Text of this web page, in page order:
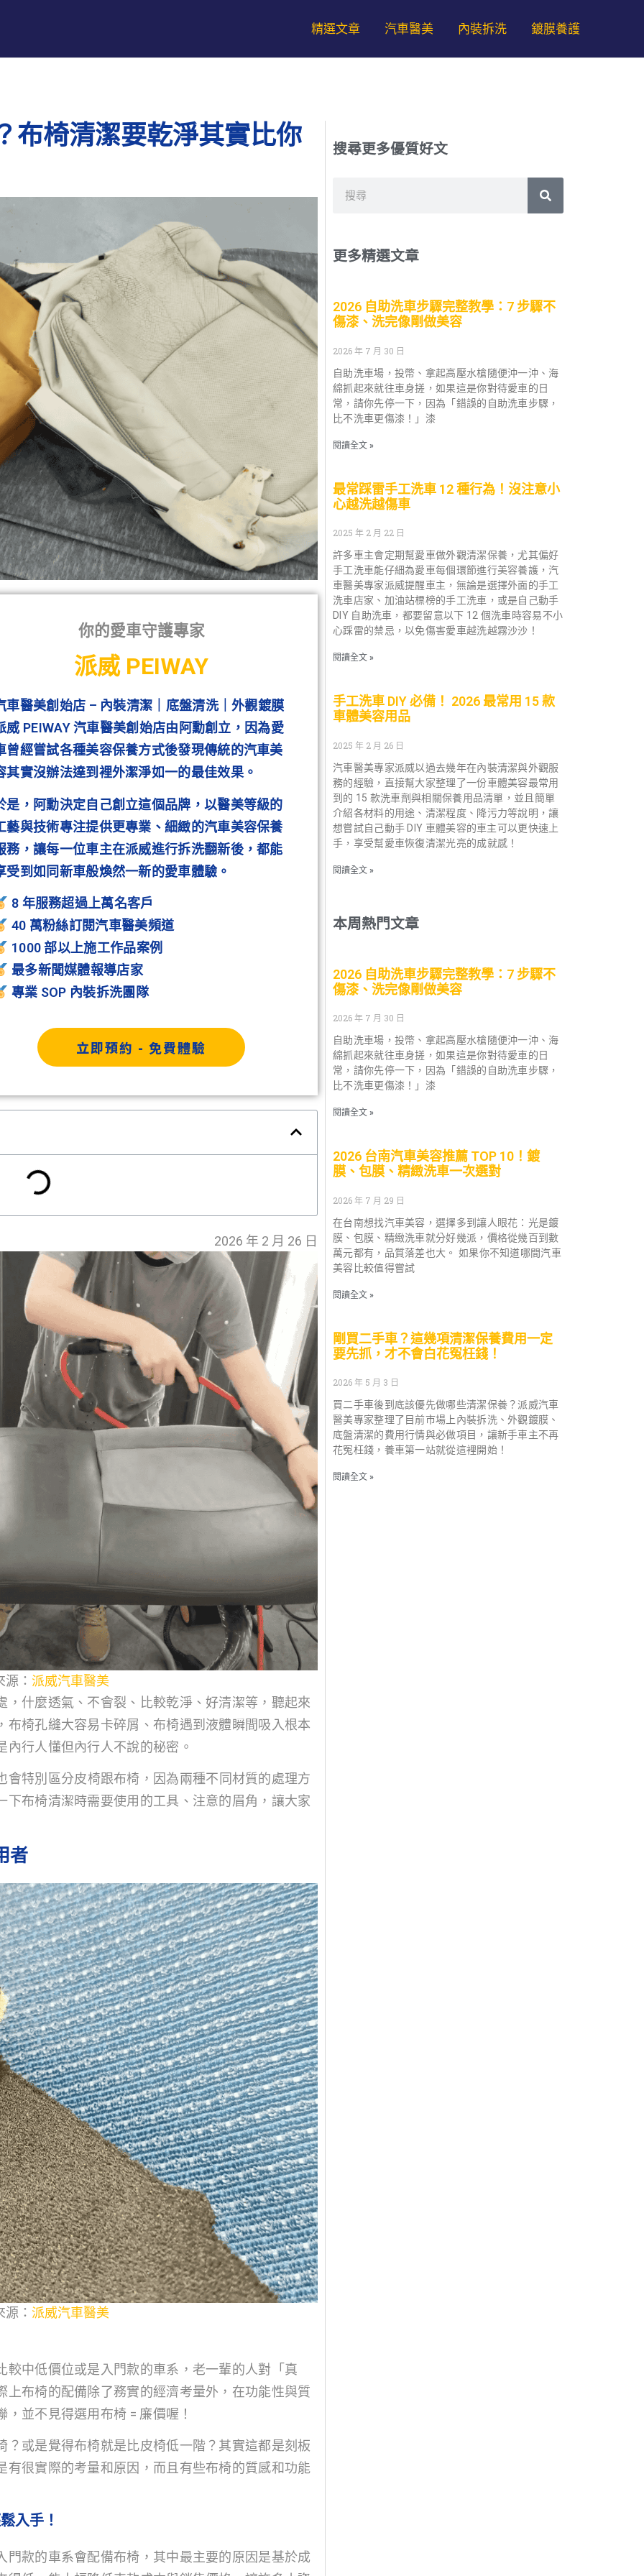
精選文章 汽車醫美 內裝拆洗 鍍膜養護
布椅清潔要乾淨其實比你
你的愛車守護專家
派威 PEIWAY
車醫美創始店 – 內裝清潔｜底盤清洗｜外觀鍍膜
威 PEIWAY 汽車醫美創始店由阿勳創立，因為愛
曾經嘗試各種美容保養方式後發現傳統的汽車美
其實沒辦法達到裡外潔淨如一的最佳效果。
是，阿勳決定自己創立這個品牌，以醫美等級的
藝與技術專注提供更專業、細緻的汽車美容保養
務，讓每一位車主在派威進行拆洗翻新後，都能
受到如同新車般煥然一新的愛車體驗。
8 年服務超過上萬名客戶
40 萬粉絲訂閱汽車醫美頻道
1000 部以上施工作品案例
最多新聞媒體報導店家
專業 SOP 內裝拆洗團隊
立即預約 - 免費體驗
2026 年 2 月 26 日
： 派威汽車醫美
什麼透氣、不會裂、比較乾淨、好清潔等，聽起來
椅孔縫大容易卡碎屑、布椅遇到液體瞬間吸入根本
行人懂但內行人不說的秘密。
會特別區分皮椅跟布椅，因為兩種不同材質的處理方
布椅清潔時需要使用的工具、注意的眉角，讓大家
者
： 派威汽車醫美
中低價位或是入門款的車系，老一輩的人對「真
布椅的配備除了務實的經濟考量外，在功能性與質
並不見得選用布椅 = 廉價喔！
或是覺得布椅就是比皮椅低一階？其實這都是刻板
很實際的考量和原因，而且有些布椅的質感和功能
入手！
款的車系會配備布椅，其中最主要的原因是基於成
搜尋更多優質好文
搜
尋
更多精選文章
2026 自助洗車步驟完整教學：7 步驟不
傷漆、洗完像剛做美容
2026 年 7 月 30 日
自助洗車場，投幣、拿起高壓水槍隨便沖一沖、海
綿抓起來就往車身搓，如果這是你對待愛車的日
常，請你先停一下，因為「錯誤的自助洗車步驟，
比不洗車更傷漆！」漆
閱讀全文 »
最常踩雷手工洗車 12 種行為！沒注意小
心越洗越傷車
2025 年 2 月 22 日
許多車主會定期幫愛車做外觀清潔保養，尤其偏好
手工洗車能仔細為愛車每個環節進行美容養護，汽
車醫美專家派威提醒車主，無論是選擇外面的手工
洗車店家、加油站標榜的手工洗車，或是自己動手
DIY 自助洗車，都要留意以下 12 個洗車時容易不小
心踩雷的禁忌，以免傷害愛車越洗越霧沙沙！
閱讀全文 »
手工洗車 DIY 必備！ 2026 最常用 15 款
車體美容用品
2025 年 2 月 26 日
汽車醫美專家派威以過去幾年在內裝清潔與外觀服
務的經驗，直接幫大家整理了一份車體美容最常用
到的 15 款洗車劑與相關保養用品清單，並且簡單
介紹各材料的用途、清潔程度、降污力等說明，讓
想嘗試自己動手 DIY 車體美容的車主可以更快速上
手，享受幫愛車恢復清潔光亮的成就感！
閱讀全文 »
本周熱門文章
2026 自助洗車步驟完整教學：7 步驟不
傷漆、洗完像剛做美容
2026 年 7 月 30 日
自助洗車場，投幣、拿起高壓水槍隨便沖一沖、海
綿抓起來就往車身搓，如果這是你對待愛車的日
常，請你先停一下，因為「錯誤的自助洗車步驟，
比不洗車更傷漆！」漆
閱讀全文 »
2026 台南汽車美容推薦 TOP 10！鍍
膜、包膜、精緻洗車一次選對
2026 年 7 月 29 日
在台南想找汽車美容，選擇多到讓人眼花：光是鍍
膜、包膜、精緻洗車就分好幾派，價格從幾百到數
萬元都有，品質落差也大。 如果你不知道哪間汽車
美容比較值得嘗試
閱讀全文 »
剛買二手車？這幾項清潔保養費用一定
要先抓，才不會白花冤枉錢！
2026 年 5 月 3 日
買二手車後到底該優先做哪些清潔保養？派威汽車
醫美專家整理了目前市場上內裝拆洗、外觀鍍膜、
底盤清潔的費用行情與必做項目，讓新手車主不再
花冤枉錢，養車第一站就從這裡開始！
閱讀全文 »